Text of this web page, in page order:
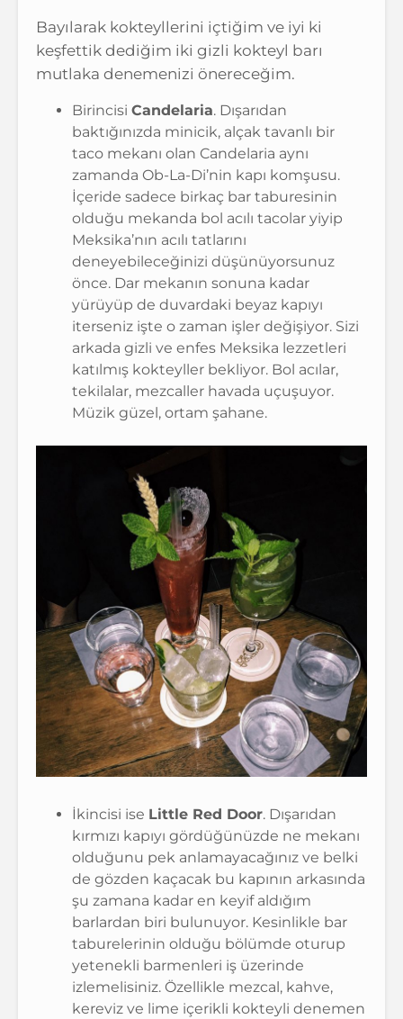
Bayılarak kokteyllerini içtiğim ve iyi ki
keşfettik dediğim iki gizli kokteyl barı
mutlaka denemenizi önereceğim.
Birincisi Candelaria. Dışarıdan
baktığınızda minicik, alçak tavanlı bir
taco mekanı olan Candelaria aynı
zamanda Ob-La-Di’nin kapı komşusu.
İçeride sadece birkaç bar taburesinin
olduğu mekanda bol acılı tacolar yiyip
Meksika’nın acılı tatlarını
deneyebileceğinizi düşünüyorsunuz
önce. Dar mekanın sonuna kadar
yürüyüp de duvardaki beyaz kapıyı
iterseniz işte o zaman işler değişiyor. Sizi
arkada gizli ve enfes Meksika lezzetleri
katılmış kokteyller bekliyor. Bol acılar,
tekilalar, mezcaller havada uçuşuyor.
Müzik güzel, ortam şahane.
İkincisi ise Little Red Door. Dışarıdan
kırmızı kapıyı gördüğünüzde ne mekanı
olduğunu pek anlamayacağınız ve belki
de gözden kaçacak bu kapının arkasında
şu zamana kadar en keyif aldığım
barlardan biri bulunuyor. Kesinlikle bar
taburelerinin olduğu bölümde oturup
yetenekli barmenleri iş üzerinde
izlemelisiniz. Özellikle mezcal, kahve,
kereviz ve lime içerikli kokteyli denemen